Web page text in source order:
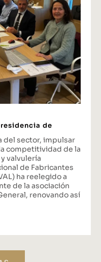
de
del sector, impulsar
competitividad de la
valvulería
de Fabricantes
ha reelegido a
de la asociación
renovando así